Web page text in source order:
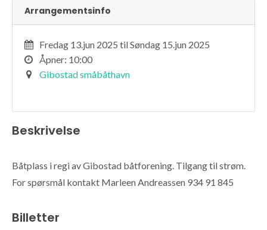
Arrangementsinfo
Fredag 13.jun 2025 til Søndag 15.jun 2025
Åpner: 10:00
Gibostad småbåthavn
Beskrivelse
Båtplass i regi av Gibostad båtforening. Tilgang til strøm.
For spørsmål kontakt Marleen Andreassen 934 91 845
Billetter